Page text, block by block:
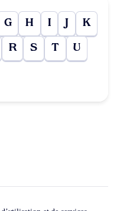
G H I J K
R S T U